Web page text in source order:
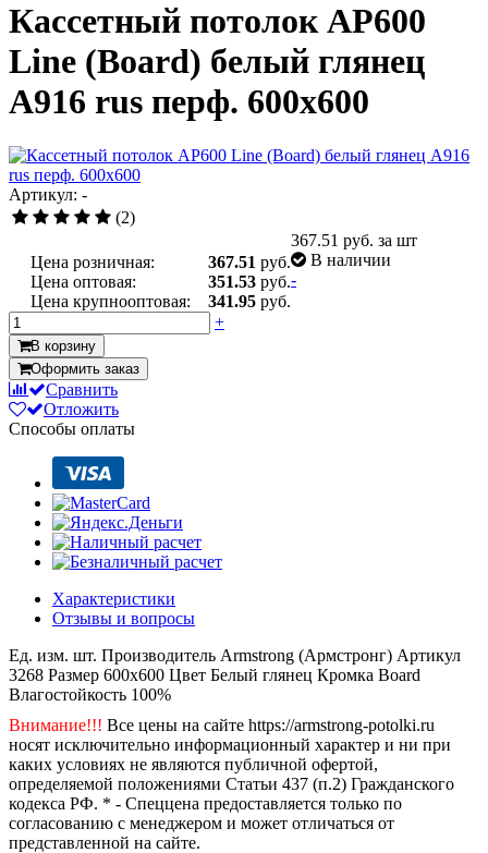
Кассетный потолок AP600
Line (Board) белый глянец
А916 rus перф. 600x600
Артикул: -
(2)
Цена розничная: 367.51 руб.
Цена оптовая:
351.53 руб.
Цена крупнооптовая:
341.95 руб.
367.51 руб. за шт
В наличии
-
+
В корзину
Оформить заказ
Сравнить
Отложить
Способы оплаты
Характеристики
Отзывы и вопросы
Ед. изм. шт. Производитель Armstrong (Армстронг) Артикул
3268 Размер 600x600 Цвет Белый глянец Кромка Board
Влагостойкость 100%
Внимание!!! Все цены на сайте https://armstrong-potolki.ru
носят исключительно информационный характер и ни при
каких условиях не являются публичной офертой,
определяемой положениями Статьи 437 (п.2) Гражданского
кодекса РФ. * - Спеццена предоставляется только по
согласованию с менеджером и может отличаться от
представленной на сайте.